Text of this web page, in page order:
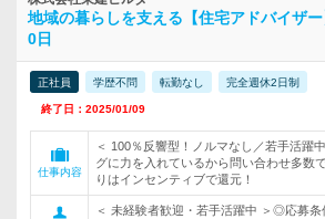
地域の暮らしを支える【住宅アドバイザ
0日
正社員 学歴不問 転勤なし 完全週休2日制
終了日：2025/01/09
仕事内容
＜ 100％反響型！ノルマなし／若手活躍
グに力を入れているから問い合わせ多数
りはインセンティブで還元！
＜ 未経験者歓迎・若手活躍中 ＞◎応募条